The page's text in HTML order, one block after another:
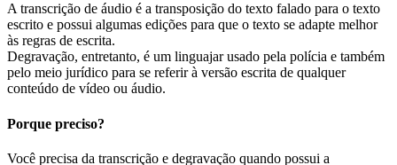
A transcrição de áudio é a transposição do texto falado para o texto
escrito e possui algumas edições para que o texto se adapte melhor
às regras de escrita.
Degravação, entretanto, é um linguajar usado pela polícia e também
pelo meio jurídico para se referir à versão escrita de qualquer
conteúdo de vídeo ou áudio.
Porque preciso?
Você precisa da transcrição e degravação quando possui a